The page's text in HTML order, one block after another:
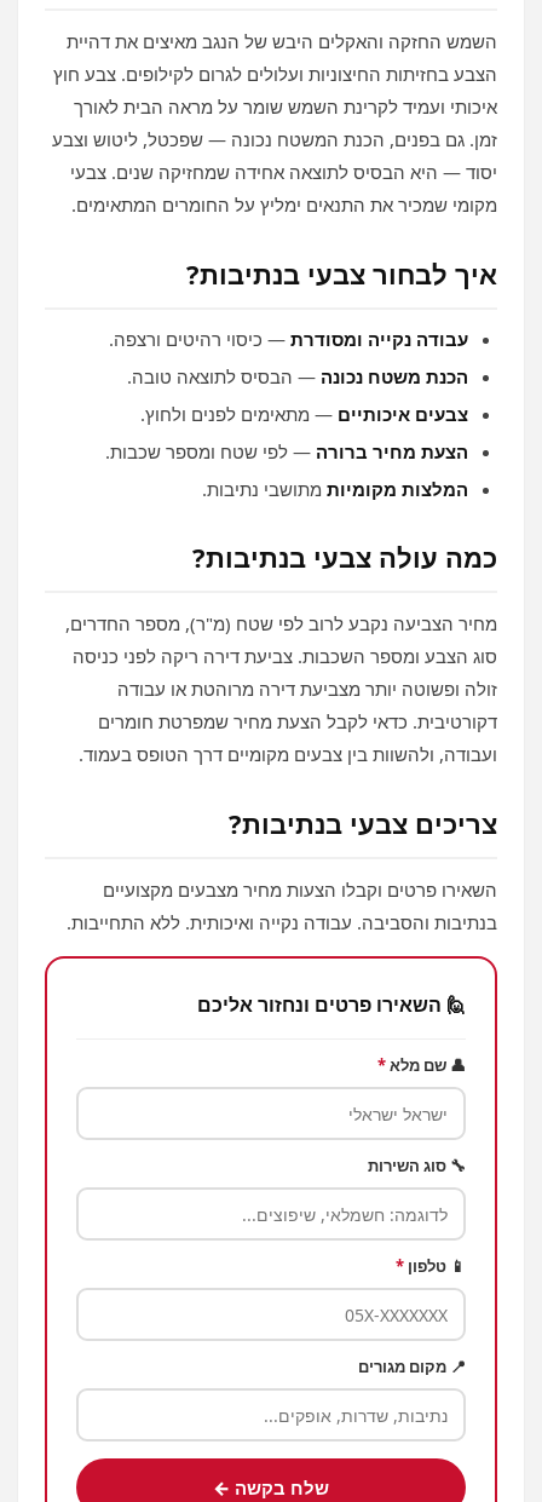
השמש החזקה והאקלים היבש של הנגב מאיצים את דהיית
הצבע בחזיתות החיצוניות ועלולים לגרום לקילופים. צבע חוץ
איכותי ועמיד לקרינת השמש שומר על מראה הבית לאורך
זמן. גם בפנים, הכנת המשטח נכונה — שפכטל, ליטוש וצבע
יסוד — היא הבסיס לתוצאה אחידה שמחזיקה שנים. צבעי
מקומי שמכיר את התנאים ימליץ על החומרים המתאימים.
איך לבחור צבעי בנתיבות?
עבודה נקייה ומסודרת — כיסוי רהיטים ורצפה.
הכנת משטח נכונה — הבסיס לתוצאה טובה.
צבעים איכותיים — מתאימים לפנים ולחוץ.
הצעת מחיר ברורה — לפי שטח ומספר שכבות.
המלצות מקומיות מתושבי נתיבות.
כמה עולה צבעי בנתיבות?
מחיר הצביעה נקבע לרוב לפי שטח (מ"ר), מספר החדרים,
סוג הצבע ומספר השכבות. צביעת דירה ריקה לפני כניסה
זולה ופשוטה יותר מצביעת דירה מרוהטת או עבודה
דקורטיבית. כדאי לקבל הצעת מחיר שמפרטת חומרים
ועבודה, ולהשוות בין צבעים מקומיים דרך הטופס בעמוד.
צריכים צבעי בנתיבות?
השאירו פרטים וקבלו הצעות מחיר מצבעים מקצועיים
בנתיבות והסביבה. עבודה נקייה ואיכותית. ללא התחייבות.
🙋 השאירו פרטים ונחזור אליכם
👤 שם מלא*
🔧 סוג השירות
📱 טלפון *
📍 מקום מגורים
שלח בקשה ←